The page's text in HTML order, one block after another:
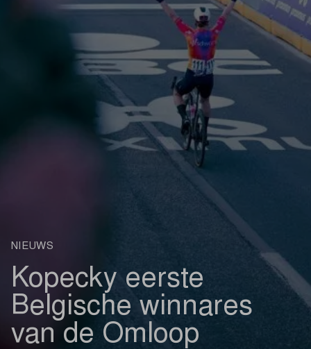
NIEUWS
Kopecky eerste
Belgische winnares
van de Omloop